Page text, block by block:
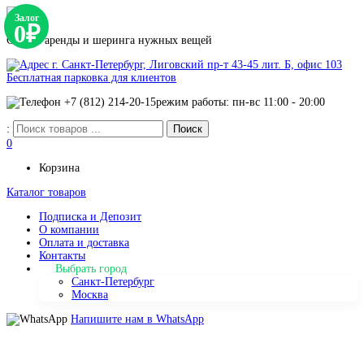
Сервис аренды и шеринга нужных вещей
г. Санкт-Петербург, Лиговский пр-т 43-45 лит. Б, офис 103
Бесплатная парковка для клиентов
+7 (812) 214-20-15режим работы: пн-вс 11:00 - 20:00
:
0
Корзина
Каталог товаров
Подписка и Депозит
О компании
Оплата и доставка
Контакты
Выбрать город
Санкт-Петербург
Москва
Напишите нам в WhatsApp
Залог
0₽